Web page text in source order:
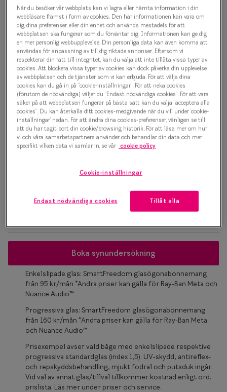
Taberg
Trender
Bold Geometry 0IY2395 C03
Glasögonbåge
1 000 kr
Välj färg:
Transparent
Osäker på vilken storlek du har? Se vår Storleksguide
Boka synundersökning
Enkelslipade glas: SmartFreedom glasögonabonnemang
från 95 kr/mån *Andra priser kan gälla för Ray-Ban Meta och
Nuance Audio™
Progressiva glas: SmartFreedom glasögonabonnemang
från 160 kr/mån *Andra priser kan gälla för Ray-Ban Meta
och Nuance Audio™
Prisexempel avser vald båge med enkelslipade respektive
progressiva standardglas (index 1,5). UV-skydd, antireflex-
och repskyddsbehandling, mjukt fodral och putsduk ingår.
Vid val av annat glas/tillval tillkommer kostnad enligt ord.
prislista. Läs mer under priser och service.
När du besöker vår webbplats kan vi lagra eller hämta information i din
webbläsare, främst i form av cookies. Den här informationen kan vara om
dig, dina preferenser, eller din enhet och används mestadels för att
webbplatsen ska fungerar som du förväntar dig. Informationen kan ge dig
en mer personlig webbupplevelse. Din personliga data kan även komma att
användas för anpassning av till dig riktade annonser. Eftersom vi
respekterar din rätt till integritet, kan du välja att inte tillåta vissa typer av
cookies. Att blockera vissa typer av cookies kan dock påverka din upplevelse
av webbplatsen och de tjänster som vi kan erbjuda. För att välja dina
cookies kan du gå in på ”cookie-inställningar”. För att neka cookies
(förutom de nödvändiga) väljer du ”Endast nödvändiga cookies”. För att vara
säker på att webbplatsen fungerar på bästa sätt kan du välja ”acceptera alla
cookies”. Du kan återkalla ditt cookies-medgivande när du vill under ’cookie-
inställningar’ nedan. För att ändra dina cookies-preferenser, vänligen se till
att du har tagit bort din cookie/browsing historik. För att läsa mer om hur
vi och våra samarbetspartners använder och behandlar din data och mer
specifikt vilken data vi samlar in, se vår cookie policy
Cookie-inställningar
Endast nödvändiga cookies Tillåt alla